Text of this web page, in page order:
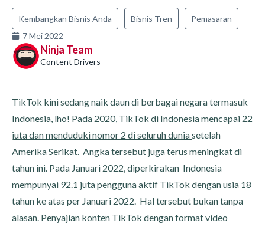
Kembangkan Bisnis Anda Bisnis Tren
Pemasaran
7 Mei 2022
Ninja Team
Content Drivers
TikTok kini sedang naik daun di berbagai negara termasuk
Indonesia, lho! Pada 2020, TikTok di Indonesia mencapai 22
juta dan menduduki nomor 2 di seluruh duniasetelah
Amerika Serikat. Angka tersebut juga terus meningkat di
tahun ini. Pada Januari 2022, diperkirakan Indonesia
mempunyai 92.1 juta pengguna aktif TikTok dengan usia 18
tahun ke atas per Januari 2022. Hal tersebut bukan tanpa
alasan. Penyajian konten TikTok dengan format video